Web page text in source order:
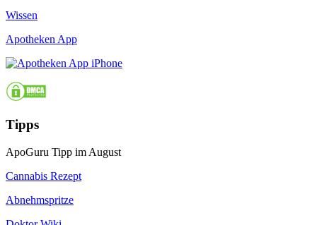
Wissen
Apotheken App
Tipps
ApoGuru Tipp im August
Cannabis Rezept
Abnehmspritze